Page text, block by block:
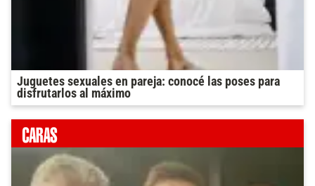
Juguetes sexuales en pareja: conocé las poses para
disfrutarlos al máximo